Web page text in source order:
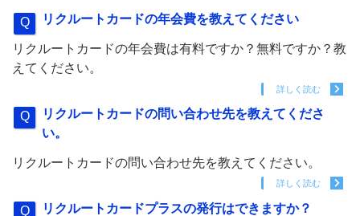
リクルートカードの年会費を教えてください
リクルートカードの年会費は有料ですか？無料ですか？教
えてください。
詳しく読む
リクルートカードの問い合わせ先を教えてくださ
い。
リクルートカードの問い合わせ先を教えてください。
詳しく読む
リクルートカードプラスの発行はできますか？